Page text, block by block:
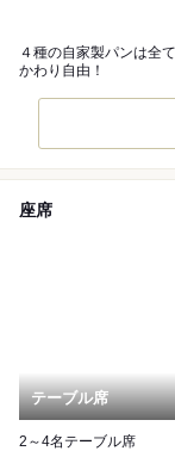
４種の自家製パンは全
かわり自由！
座席
テーブル席
2～4名テーブル席